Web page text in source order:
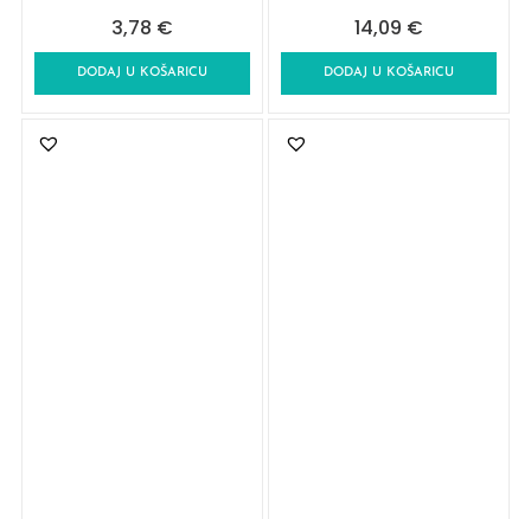
3,78 €
DODAJ U KOŠARICU
14,09 €
DODAJ U KOŠARICU